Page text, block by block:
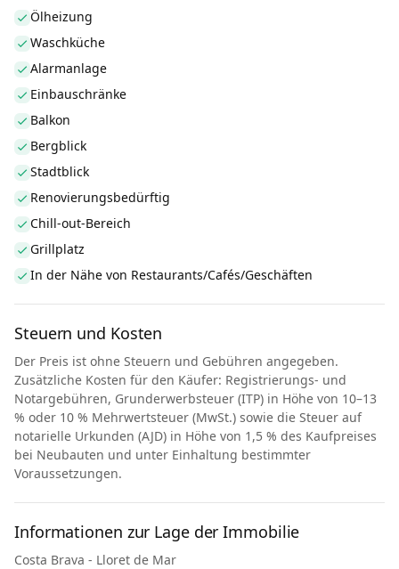
Ölheizung
Waschküche
Alarmanlage
Einbauschränke
Balkon
Bergblick
Stadtblick
Renovierungsbedürftig
Chill-out-Bereich
Grillplatz
In der Nähe von Restaurants/Cafés/Geschäften
Steuern und Kosten
Der Preis ist ohne Steuern und Gebühren angegeben.
Zusätzliche Kosten für den Käufer: Registrierungs- und
Notargebühren, Grunderwerbsteuer (ITP) in Höhe von 10–13
% oder 10 % Mehrwertsteuer (MwSt.) sowie die Steuer auf
notarielle Urkunden (AJD) in Höhe von 1,5 % des Kaufpreises
bei Neubauten und unter Einhaltung bestimmter
Voraussetzungen.
Informationen zur Lage der Immobilie
Costa Brava - Lloret de Mar